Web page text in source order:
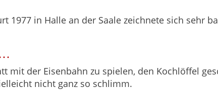
1977 in Halle an der Saale zeichnete sich sehr
mit der Eisenbahn zu spielen, den Kochlöffel
nicht ganz so schlimm.